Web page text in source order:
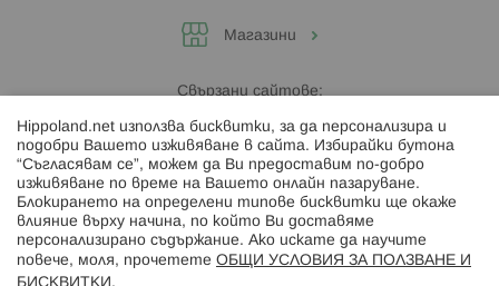
Магазини
Свързани сайтове:
Hippoland.ro
Последвайте ни:
Hippoland.net използва бисквитки, за да персонализира и
подобри Вашето изживяване в сайта. Избирайки бутона
“Съгласявам се”, можем да Ви предоставим по-добро
изживяване по време на Вашето онлайн пазаруване.
Блокирането на определени типове бисквитки ще окаже
влияние върху начина, по който Ви доставяме
персонализирано съдържание. Ако искате да научите
повече, моля, прочетете ОБЩИ УСЛОВИЯ ЗА ПОЛЗВАНЕ И